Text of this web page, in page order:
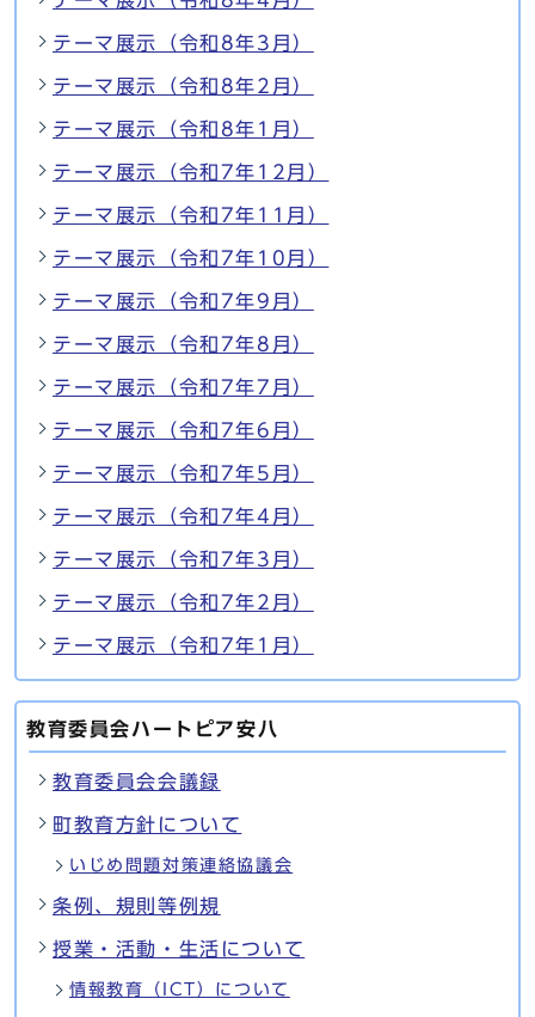
テーマ展示（令和8年3月）
テーマ展示（令和8年2月）
テーマ展示（令和8年1月）
テーマ展示（令和7年12月）
テーマ展示（令和7年11月）
テーマ展示（令和7年10月）
テーマ展示（令和7年9月）
テーマ展示（令和7年8月）
テーマ展示（令和7年7月）
テーマ展示（令和7年6月）
テーマ展示（令和7年5月）
テーマ展示（令和7年4月）
テーマ展示（令和7年3月）
テーマ展示（令和7年2月）
テーマ展示（令和7年1月）
教育委員会ハートピア安八
教育委員会会議録
町教育方針について
いじめ問題対策連絡協議会
条例、規則等例規
授業・活動・生活について
情報教育（ICT）について